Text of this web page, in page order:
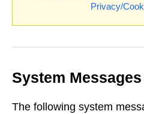
Privacy/
System Messages
The following system